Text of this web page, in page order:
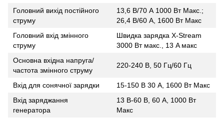
Головний вихід постійного
струму
13,6 В/70 А 1000 Вт Макс.;
26,4 В/60 А, 1600 Вт Макс
Головний вхід змінного
струму
Швидка зарядка X-Stream
3000 Вт макс., 13 A макс
Основна вхідна напруга/
частота змінного струму
220-240 В, 50 Гц/60 Гц
Вхід для сонячної зарядки
15-150 В 30 А, 1600 Вт Макс
Вхід заряджання
генератора
13 В-60 В, 60 А, 1000 Вт
Макс